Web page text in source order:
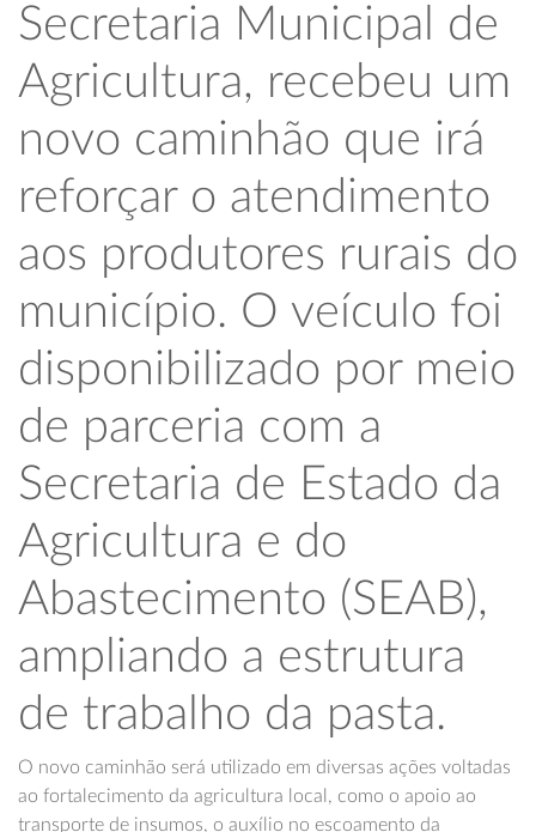
Secretaria Municipal de
Agricultura, recebeu um
novo caminhão que irá
reforçar o atendimento
aos produtores rurais do
município. O veículo foi
disponibilizado por meio
de parceria com a
Secretaria de Estado da
Agricultura e do
Abastecimento (SEAB),
ampliando a estrutura
de trabalho da pasta.
O novo caminhão será utilizado em diversas ações voltadas
ao fortalecimento da agricultura local, como o apoio ao
transporte de insumos, o auxílio no escoamento da